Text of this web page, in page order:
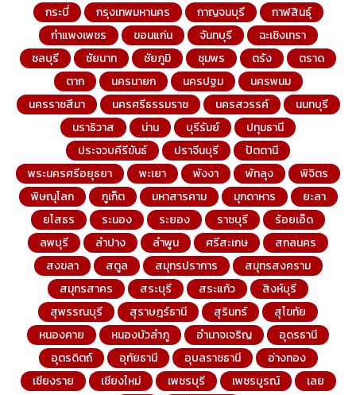
กระบี่ กรุงเทพมหานคร กาญจนบุรี
กาฬสินธุ์
กำแพงเพชร
ขอนแก่น จันทบุรี
ฉะเชิงเทรา
ชลบุรี
ชัยนาท ชัยภูมิ ชุมพร ตรัง
ตราด
ตาก
นครนายก นครปฐม
นครพนม
นครราชสีมา
นครศรีธรรมราช นครสวรรค์
นนทบุรี
นราธิวาส
น่าน บุรีรัมย์
ปทุมธานี
ประจวบคีรีขันธ์
ปราจีนบุรี
ปัตตานี
พระนครศรีอยุธยา
พะเยา พังงา พัทลุง
พิจิตร
พิษณุโลก
ภูเก็ต มหาสารคาม มุกดาหาร
ยะลา
ยโสธร
ระนอง ระยอง ราชบุรี
ร้อยเอ็ด
ลพบุรี
ลำปาง ลำพูน ศรีสะเกษ
สกลนคร
สงขลา
สตูล สมุทรปราการ
สมุทรสงคราม
สมุทรสาคร
สระบุรี สระแก้ว
สิงห์บุรี
สุพรรณบุรี
สุราษฎร์ธานี สุรินทร์
สุโขทัย
หนองคาย
หนองบัวลำภู อำนาจเจริญ
อุดรธานี
อุตรดิตถ์
อุทัยธานี อุบลราชธานี
อ่างทอง
เชียงราย
เชียงใหม่ เพชรบุรี เพชรบูรณ์
เลย